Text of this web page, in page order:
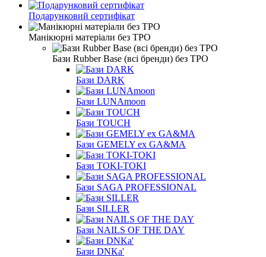
Подарунковий сертифікат
Манікюрні матеріали без TPO
Бази Rubber Base (всі бренди) без TPO
Бази DARK
Бази LUNAmoon
Бази TOUCH
Бази GEMELY ex GA&MA
Бази TOKI-TOKI
Бази SAGA PROFESSIONAL
Бази SILLER
Бази NAILS OF THE DAY
Бази DNKa'